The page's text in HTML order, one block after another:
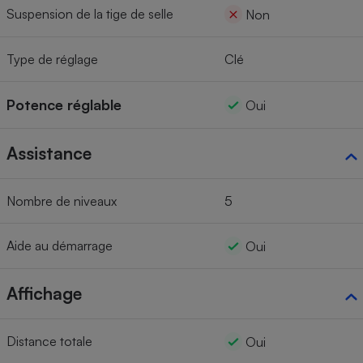
Suspension de la tige de selle Non
Type de réglage Clé
Potence réglable Oui
Assistance
Nombre de niveaux 5
Aide au démarrage Oui
Affichage
Distance totale Oui